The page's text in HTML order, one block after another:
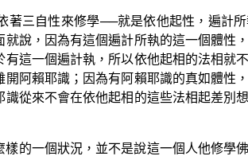
著三自性來修學──就是依他起性，遍計
說，因為有這個遍計所執的這一個體性
這一個遍計執，所以依他起相的法相就
阿賴耶識；因為有阿賴耶識的真如體性
從來不會在依他起相的這些法相起差別
的一個狀況，並不是說這一個人他修學